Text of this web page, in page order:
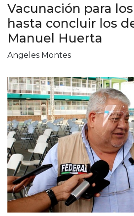
Vacunación para
hasta concluir los
Manuel Huerta
Angeles Montes